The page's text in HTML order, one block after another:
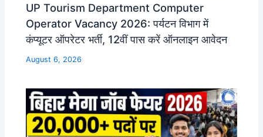
UP Tourism Department Computer
Operator Vacancy 2026: पर्यटन विभाग में
कंप्यूटर ऑपरेटर भर्ती, 12वीं पास करें ऑनलाइन आवेदन
August 6, 2026